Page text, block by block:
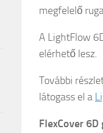
megfelelő
A LightFlow
elérhető lesz.
További
látogass el a
FlexCover 6D